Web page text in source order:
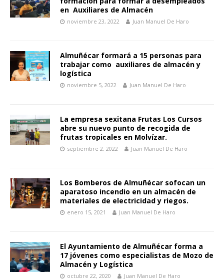
en Auxiliares de Almacén
noviembre 23, 2022 Juan Manuel De Haro
Almuñécar formará a 15 personas para
trabajar como auxiliares de almacén y
logística
noviembre 5, 2022 Juan Manuel De Haro
La empresa sexitana Frutas Los Cursos
abre su nuevo punto de recogida de
frutas tropicales en Molvízar.
septiembre 2, 2022 Juan Manuel De Haro
Los Bomberos de Almuñécar sofocan un
aparatoso incendio en un almacén de
materiales de electricidad y riegos.
enero 15, 2021 Juan Manuel De Haro
El Ayuntamiento de Almuñécar forma a
17 jóvenes como especialistas de Mozo de
Almacén y Logística
octubre 22, 2020 Juan Manuel De Haro